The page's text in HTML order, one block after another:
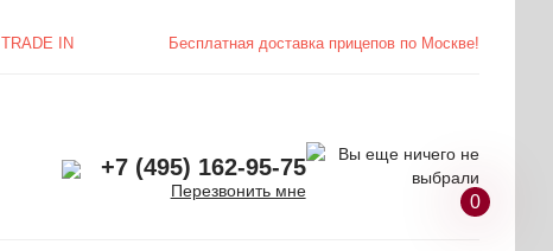
Бесплатная доставкаприцепов по Москве!
TRADE IN
+7 (495) 162-95-75
Перезвонить мне
0